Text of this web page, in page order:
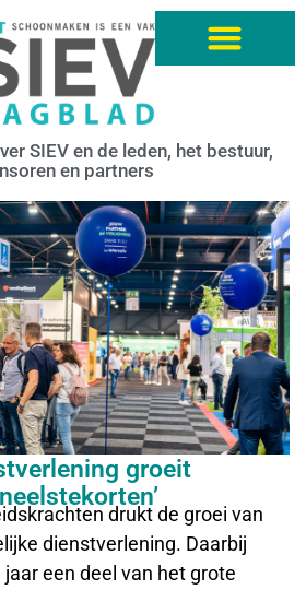
SIEV en de leden, het bestuur,
en partners
groeit
drukt de groei van
dienstverlening. Daarbij
een deel van het grote